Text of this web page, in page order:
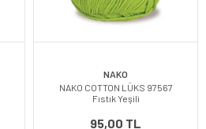
NAKO
NAKO COTTON LÜKS 97567
Fıstık Yeşili
95,00 TL